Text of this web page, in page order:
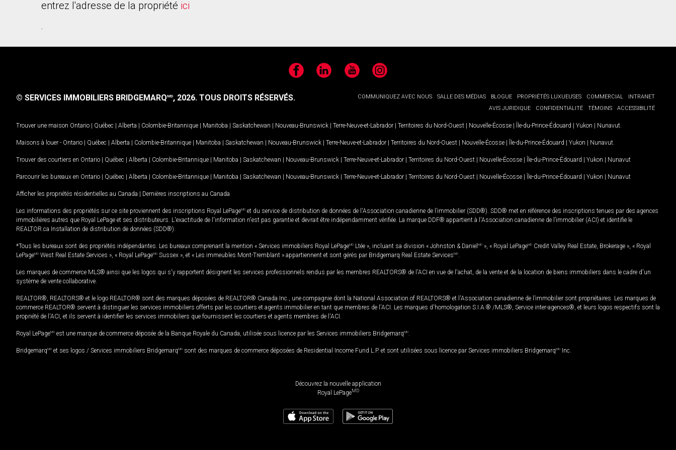
entrez l'adresse de la propriété ici
.
FacebookLinkedIn YouTubeInstagram
COMMUNIQUEZ AVEC NOUS SALLE DES MÉDIAS BLOGUE PROPRIÉTÉS LUXUEUSES COMMERCIAL
INTRANET
AVIS JURIDIQUE
CONFIDENTIALITÉ TÉMOINS ACCESSIBILITÉ
© SERVICES IMMOBILIERS BRIDGEMARQMD, 2026. TOUS DROITS RÉSERVÉS.
Trouver une maison Ontario | Québec | Alberta | Colombie-Britannique | Manitoba | Saskatchewan | Nouveau-Brunswick | Terre-Neuve-et-Labrador | Territoires du Nord-Ouest | Nouvelle-Écosse | Île-du-Prince-Édouard | Yukon | Nunavut
Maisons à louer - Ontario | Québec | Alberta | Colombie-Britannique | Manitoba | Saskatchewan | Nouveau-Brunswick | Terre-Neuve-et-Labrador | Territoires du Nord-Ouest | Nouvelle-Écosse | Île-du-Prince-Édouard | Yukon | Nunavut
Trouver des courtiers en Ontario | Québec | Alberta | Colombie-Britannique | Manitoba | Saskatchewan | Nouveau-Brunswick | Terre-Neuve-et-Labrador | Territoires du Nord-Ouest | Nouvelle-Écosse | Île-du-Prince-Édouard | Yukon | Nunavut
Parcourir les bureaux en Ontario | Québec | Alberta | Colombie-Britannique | Manitoba | Saskatchewan | Nouveau-Brunswick | Terre-Neuve-et-Labrador | Territoires du Nord-Ouest | Nouvelle-Écosse | Île-du-Prince-Édouard | Yukon | Nunavut
Afficher les propriétés résidentielles au Canada | Dernières inscriptions au Canada
Les informations des propriétés sur ce site proviennent des inscriptions Royal LePageMD et du service de distribution de données de l'Association canadienne de l’immobilier (SDD®). SDD® met en référence des inscriptions tenues par des agences
immobilières autres que Royal LePage et ses distributeurs. L'exactitude de l'information n'est pas garantie et devrait être indépendamment vérifiée. La marque DDF® appartient à l'Association canadienne de l’immobilier (ACI) et identifie le
REALTOR.ca Installation de distribution de données (SDD®).
*Tous les bureaux sont des propriétés indépendantes. Les bureaux comprenant la mention « Services immobiliers Royal LePageMD Ltée », incluant sa division « Johnston & Daniel MD », « Royal LePageMD Credit Valley Real Estate, Brokerage », « Royal
LePageMD West Real Estate Services », « Royal LePageMD Sussex », et « Les immeubles Mont-Tremblant » appartiennent et sont gérés par Bridgemarq Real Estate ServicesMD
Les marques de commerce MLS® ainsi que les logos qui s'y rapportent désignent les services professionnels rendus par les membres REALTORS® de l'ACI en vue de l'achat, de la vente et de la location de biens immobiliers dans le cadre d'un
système de vente collaborative.
REALTOR®, REALTORS® et le logo REALTOR® sont des marques déposées de REALTOR® Canada Inc., une compagnie dont la National Association of REALTORS® et l'Association canadienne de l’immobilier sont propriétaires. Les marques de
commerce REALTOR® servent à distinguer les services immobiliers offerts par les courtiers et agents immobilier en tant que membres de l'ACI. Les marques d'homologation S.I.A.® /MLS®, Service inter-agences®, et leurs logos respectifs sont la
propriété de l'ACI, et ils servent à identifier les services immobiliers que fournissent les courtiers et agents membres de l'ACI.
Royal LePageMD est une marque de commerce déposée de la Banque Royale du Canada, utilisée sous licence par les Services immobiliers BridgemarqMD
BridgemarqMD et ses logos / Services immobiliers BridgemarqMD sont des marques de commerce déposées de Residential Income Fund L.P. et sont utilisées sous licence par Services immobiliers BridgemarqMD Inc.
Découvrez la nouvelle application
Royal LePageMD